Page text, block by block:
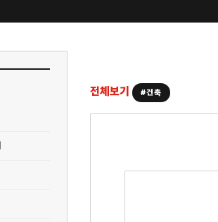
전체보기 #건축